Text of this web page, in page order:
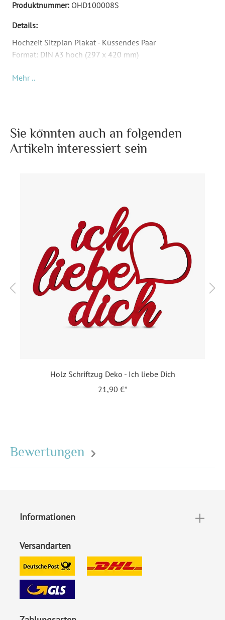
Produktnummer: OHD100008S
Details:
Hochzeit Sitzplan Plakat - Küssendes Paar
Format: DIN A3 hoch (297 x 420 mm)
Inkl. Druck Ihrer Texte
Format: DIN A3 hoch (297 x 420 mm)
Bilderdruckpapier 300 g /
m², Naturpapier 300 g / m²
4251560640472
Mehr ..
Sie könnten auch an folgenden
Artikeln interessiert sein
Holz Schriftzug Deko - Ich liebe Dich
21,90 €*
Bewertungen
Informationen
Versandarten